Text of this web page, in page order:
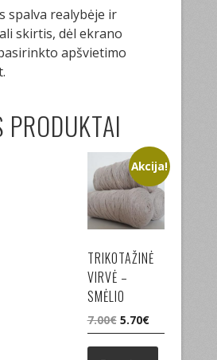
spalva realybėje ir
skirtis, dėl ekrano
apšvietimo
PRODUKTAI
Akcija!
TRIKOTAŽINĖ
VIRVĖ –
SMĖLIO
7.00€ Original
price
was:
5.70€Current
price
is: